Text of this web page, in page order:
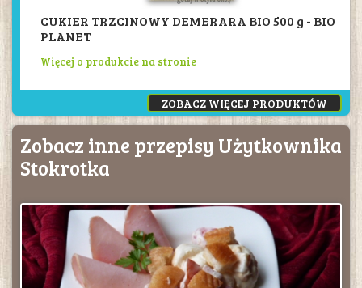
CUKIER TRZCINOWY DEMERARA BIO 500 g - BIO
PLANET
Więcej o produkcie na stronie
ZOBACZ WIĘCEJ PRODUKTÓW
Zobacz inne przepisy Użytkownika
Stokrotka